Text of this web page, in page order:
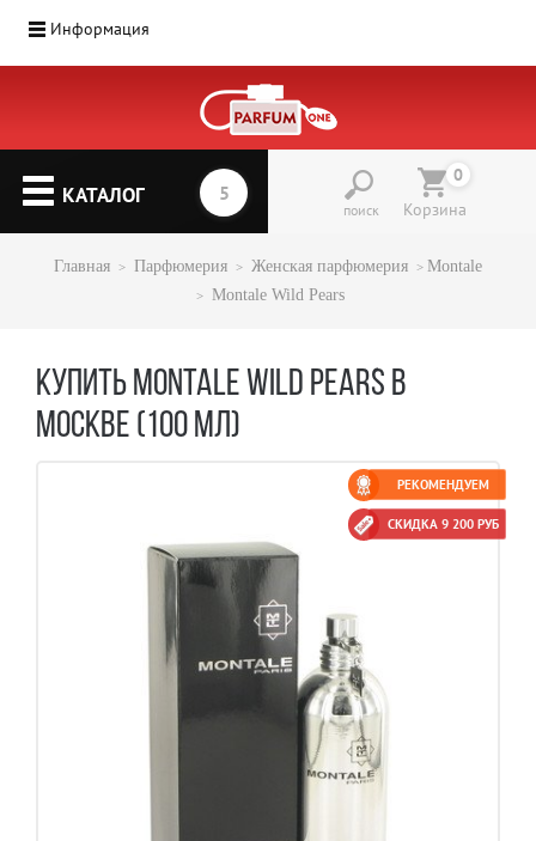
Информация
КАТАЛОГ
поиск
0
Корзина
Главная Парфюмерия Женская парфюмерия
Montale
Montale Wild Pears
КУПИТЬ MONTALE WILD PEARS В
МОСКВЕ (100 МЛ)
РЕКОМЕНДУЕМ
СКИДКА 9 200 РУБ